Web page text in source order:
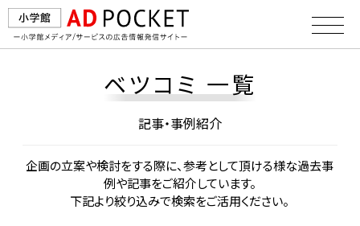
ベツコミ 一覧
記事・事例紹介
企画の⽴案や検討をする際に、参考として頂ける様な過去事
例や記事をご紹介しています。
下記より絞り込みで検索をご活⽤ください。